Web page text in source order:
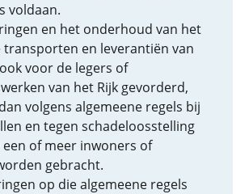
voldaan.
en het onderhoud van het
transporten en leverantiën van
voor de legers of
van het Rijk gevorderd,
volgens algemeene regels bij
en tegen schadeloosstelling
of meer inwoners of
gebracht.
op die algemeene regels